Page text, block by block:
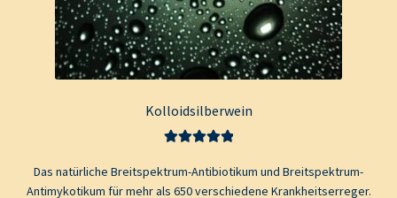
Kolloidsilberwein
5.00von 5
Das natürliche Breitspektrum-Antibiotikum und Breitspektrum-
Antimykotikum für mehr als 650 verschiedene Krankheitserreger.